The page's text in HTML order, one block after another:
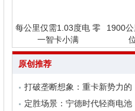
每公里仅需1.03度电 零
一智卡小满
1900
原创推荐
打破垄断想象：重卡新势力的
定胜场景：宁德时代轻商电池